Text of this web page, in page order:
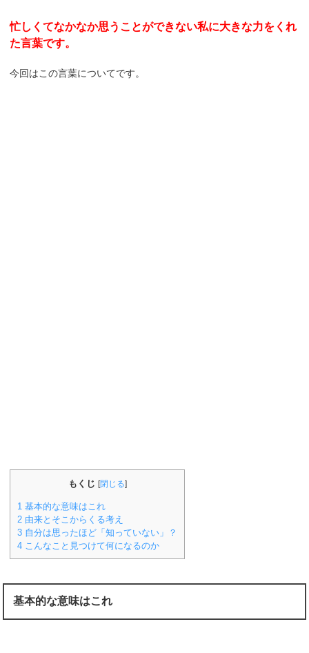
忙しくてなかなか思うことができない私に大きな力をくれ
た言葉です。
今回はこの言葉についてです。
もくじ [閉じる]
1 基本的な意味はこれ
2 由来とそこからくる考え
3 自分は思ったほど「知っていない」？
4 こんなこと見つけて何になるのか
基本的な意味はこれ